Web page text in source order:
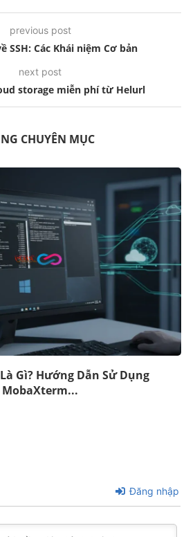
previous post
SSH: Các Khái niệm Cơ bản
next post
storage miễn phí từ Helurl
CHUYÊN MỤC
Gì? Hướng Dẫn Sử Dụng
MobaXterm...
Đăng nhập